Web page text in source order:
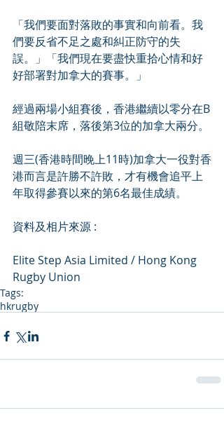
「我們要面對落敗的事實和向前看。我
們要反省不足之處和糾正防守的失
誤。」「我們現在要盡快重拾心情和好
好部署對加拿大的賽事。」
經過兩場小組賽後，香港繼續以零分在B
組敬陪末席，落後第3位的加拿大兩分。
週三(香港時間晚上11時)加拿大一役對香
港而言是許勝不許敗，才有機會追平上
年取得參賽以來的第6名最佳成績。
資料及相片來源 :
Elite Step Asia Limited / Hong Kong
Rugby Union
Tags:
hkrugby